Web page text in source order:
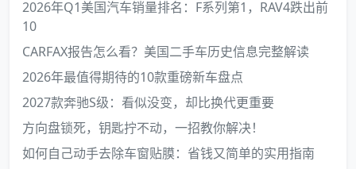
2026年Q1美国汽车销量排名：F系列第1，RAV4跌出前
10
CARFAX报告怎么看？美国二手车历史信息完整解读
2026年最值得期待的10款重磅新车盘点
2027款奔驰S级：看似没变，却比换代更重要
方向盘锁死，钥匙拧不动，一招教你解决！
如何自己动手去除车窗贴膜：省钱又简单的实用指南